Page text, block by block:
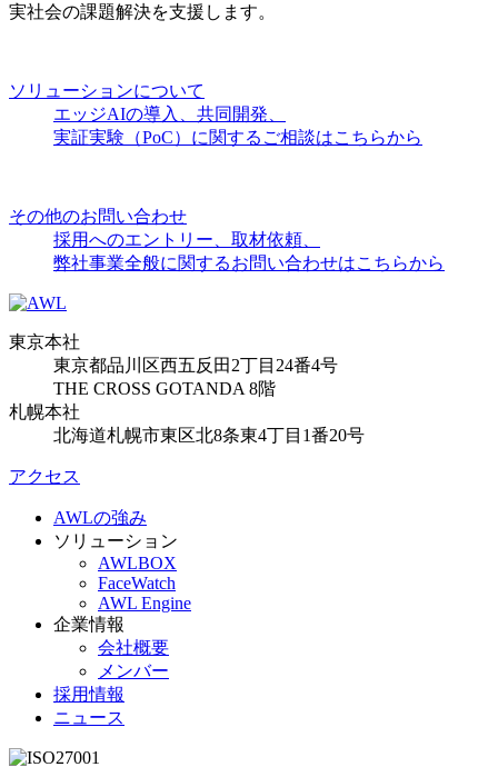
実社会の課題解決を支援します。
ソリューションについて
エッジAIの導入、共同開発、
実証実験（PoC）に関するご相談はこちらから
その他のお問い合わせ
採用へのエントリー、取材依頼、
弊社事業全般に関するお問い合わせはこちらから
東京本社
東京都品川区西五反田2丁目24番4号
THE CROSS GOTANDA 8階
札幌本社
北海道札幌市東区北8条東4丁目1番20号
アクセス
AWLの強み
ソリューション
AWLBOX
FaceWatch
AWL Engine
企業情報
会社概要
メンバー
採用情報
ニュース